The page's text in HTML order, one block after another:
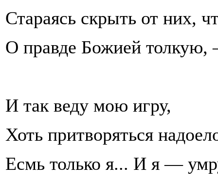
Стараясь скрыть от них,
О правде Божией
И так веду мою игру,
Хоть притворяться
Есмь только я... И я —